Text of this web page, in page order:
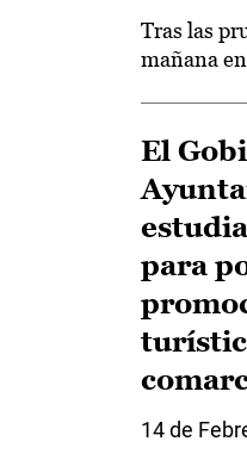
Tras las
mañana
El
para
14 de